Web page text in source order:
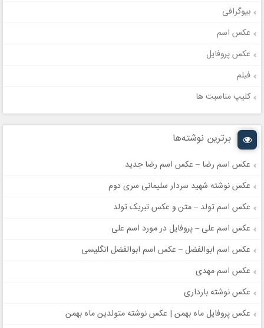
بیوگرافی
عکس اسم
عکس پروفایل
فیلم
کلیپ مناسبت ها
برترین نوشته‌ها
عکس اسم رضا – عکس اسم رضا جدید
عکس نوشته شهید سردار سلیمانی سری دوم
عکس اسم تولد – متن و عکس تبریک تولد
عکس اسم علی – پروفایل در مورد اسم علی
عکس اسم ابوالفضل – عکس اسم ابوالفضل انگلیسی
عکس اسم مهدی
عکس نوشته بارداری
عکس پروفایل ماه بهمن | عکس نوشته متولدین ماه بهمن